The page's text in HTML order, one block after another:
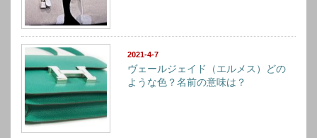
2021-4-7
ヴェールジェイド（エルメス）どの
ような色？名前の意味は？